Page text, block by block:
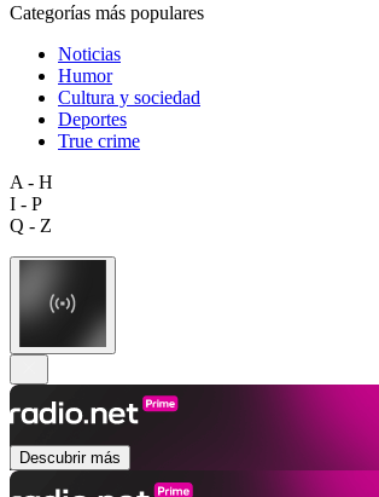
Categorías más populares
Noticias
Humor
Cultura y sociedad
Deportes
True crime
A - H
I - P
Q - Z
Descubrir más